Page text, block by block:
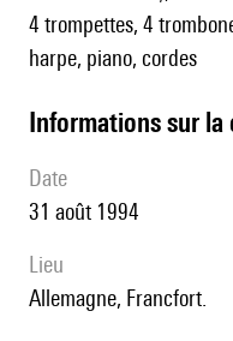
4 trompettes, 4
harpe, piano, cordes
informations sur la
date
31 août 1994
lieu
Allemagne, Francfort.